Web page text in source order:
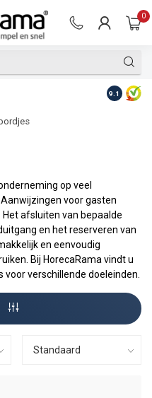
0
Op
9.1
op veel
voor gasten
afsluiten van bepaalde
en het reserveren van
en eenvoudig
Bij HorecaRama vindt u
verschillende doeleinden.